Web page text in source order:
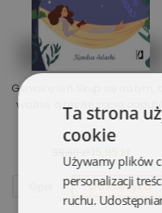
Genialny leń. Skup się na tym, co
ważne, a resztę sobie odpuść
15,95 zł
Do koszyka
Ta strona
cookie
Używamy plików
personalizacji
ruchu.